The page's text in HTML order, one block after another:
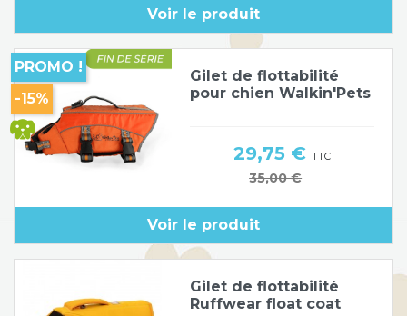
Voir le produit
Gilet de flottabilité
pour chien Walkin'Pets
Prix de base
35,00 €
Prix
29,75 €TTC
Voir le produit
PROMO !
-15%
Gilet de flottabilité
Ruffwear float coat
Poids de jambe